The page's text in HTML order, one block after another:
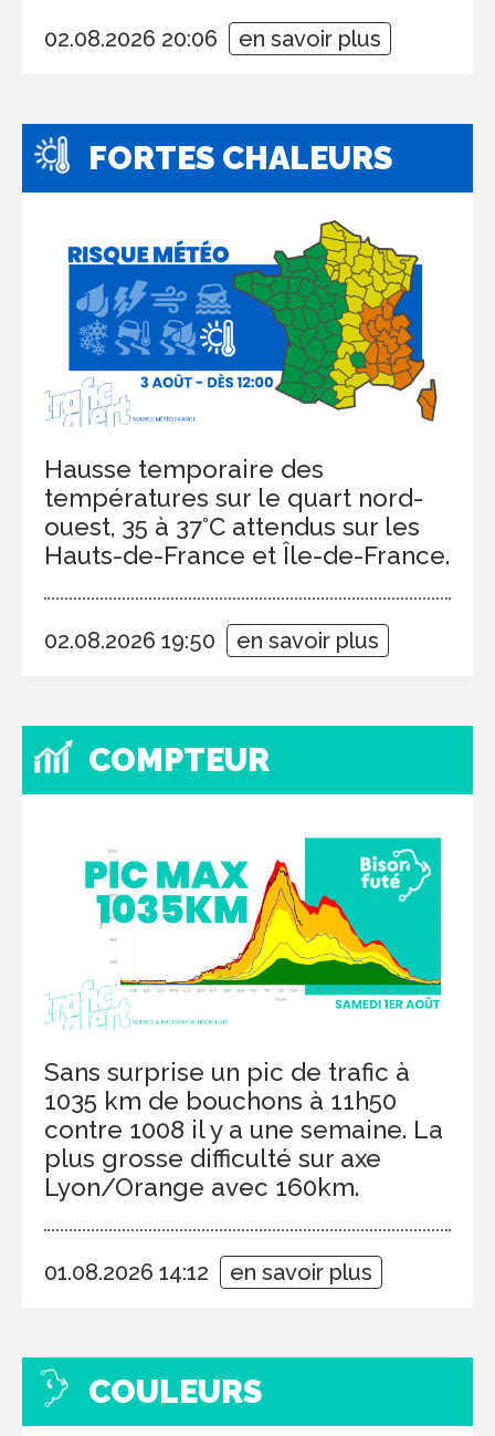
02.08.2026 20:06 en savoir plus
FORTES CHALEURS
Hausse temporaire des
températures sur le quart nord-
ouest, 35 à 37°C attendus sur les
Hauts-de-France et Île-de-France.
02.08.2026 19:50 en savoir plus
COMPTEUR
Sans surprise un pic de trafic à
1035 km de bouchons à 11h50
contre 1008 il y a une semaine. La
plus grosse difficulté sur axe
Lyon/Orange avec 160km.
01.08.2026 14:12 en savoir plus
COULEURS